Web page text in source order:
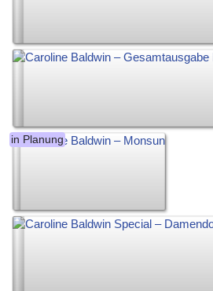
in Planung